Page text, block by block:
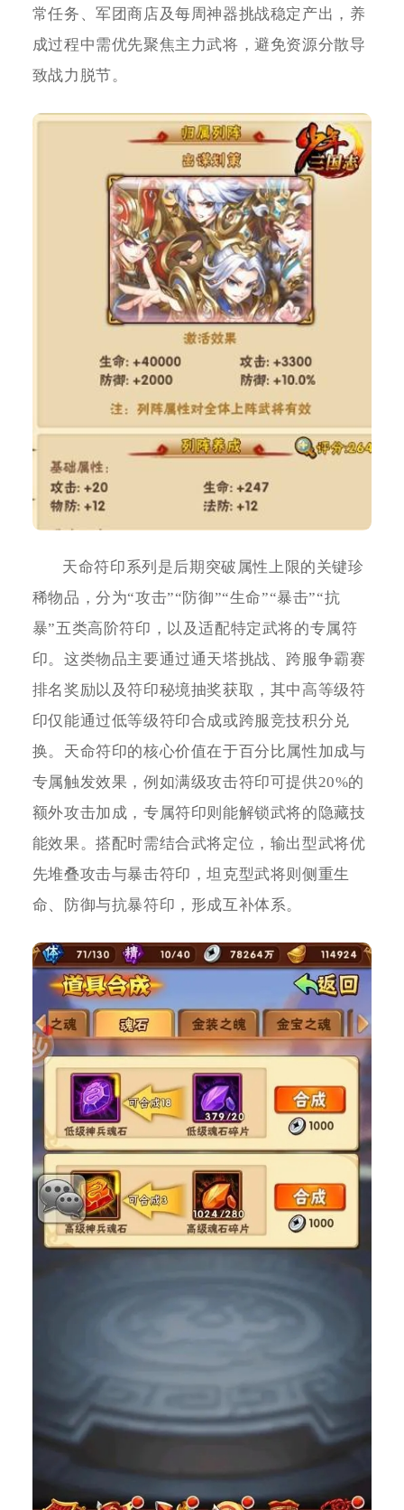
常任务、军团商店及每周神器挑战稳定产出，养
成过程中需优先聚焦主力武将，避免资源分散导
致战力脱节。
天命符印系列是后期突破属性上限的关键珍
稀物品，分为“攻击”“防御”“生命”“暴击”“抗
暴”五类高阶符印，以及适配特定武将的专属符
印。这类物品主要通过通天塔挑战、跨服争霸赛
排名奖励以及符印秘境抽奖获取，其中高等级符
印仅能通过低等级符印合成或跨服竞技积分兑
换。天命符印的核心价值在于百分比属性加成与
专属触发效果，例如满级攻击符印可提供20%的
额外攻击加成，专属符印则能解锁武将的隐藏技
能效果。搭配时需结合武将定位，输出型武将优
先堆叠攻击与暴击符印，坦克型武将则侧重生
命、防御与抗暴符印，形成互补体系。